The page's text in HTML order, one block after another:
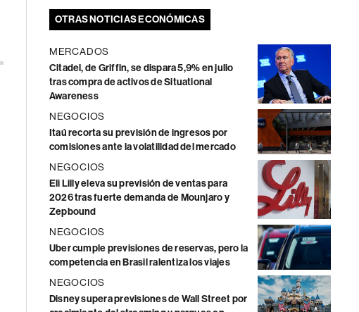
OTRAS NOTICIAS ECONÓMICAS
MERCADOS
Citadel, de Griffin, se dispara 5,9% en julio
tras compra de activos de Situational
Awareness
NEGOCIOS
Itaú recorta su previsión de ingresos por
comisiones ante la volatilidad del mercado
NEGOCIOS
Eli Lilly eleva su previsión de ventas para
2026 tras fuerte demanda de Mounjaro y
Zepbound
NEGOCIOS
Uber cumple previsiones de reservas, pero la
competencia en Brasil ralentiza los viajes
NEGOCIOS
Disney supera previsiones de Wall Street por